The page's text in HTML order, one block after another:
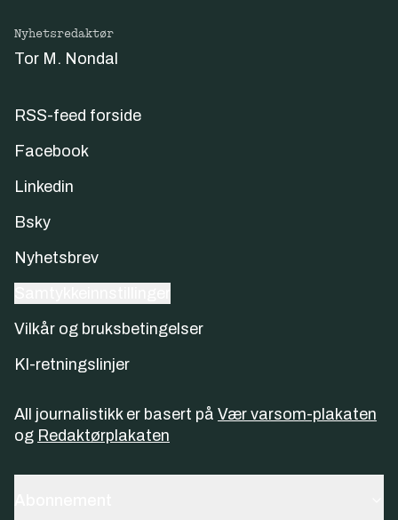
Nyhetsredaktør
Tor M. Nondal
RSS-feed forside
Facebook
Linkedin
Bsky
Nyhetsbrev
Vilkår og bruksbetingelser
KI-retningslinjer
All journalistikk er basert på Vær varsom-plakaten
og Redaktørplakaten